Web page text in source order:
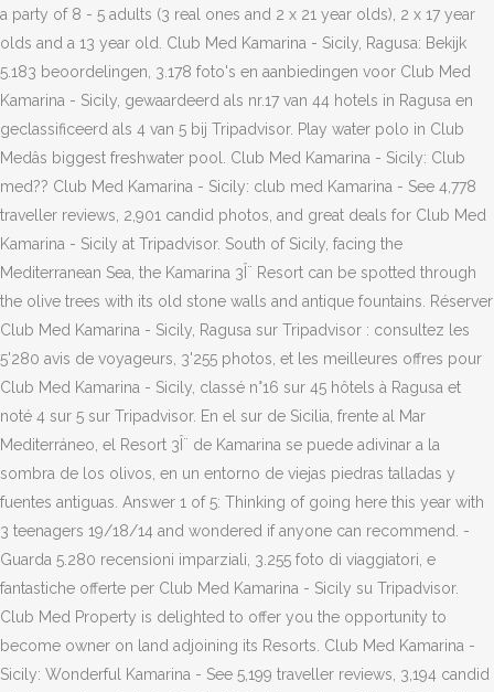
a party of 8 - 5 adults (3 real ones and 2 x 21 year olds), 2 x 17 year
olds and a 13 year old. Club Med Kamarina - Sicily, Ragusa: Bekijk
5.183 beoordelingen, 3.178 foto's en aanbiedingen voor Club Med
Kamarina - Sicily, gewaardeerd als nr.17 van 44 hotels in Ragusa en
geclassificeerd als 4 van 5 bij Tripadvisor. Play water polo in Club
Medâs biggest freshwater pool. Club Med Kamarina - Sicily: Club
med?? Club Med Kamarina - Sicily: club med Kamarina - See 4,778
traveller reviews, 2,901 candid photos, and great deals for Club Med
Kamarina - Sicily at Tripadvisor. South of Sicily, facing the
Mediterranean Sea, the Kamarina 3Î¨ Resort can be spotted through
the olive trees with its old stone walls and antique fountains. Réserver
Club Med Kamarina - Sicily, Ragusa sur Tripadvisor : consultez les
5'280 avis de voyageurs, 3'255 photos, et les meilleures offres pour
Club Med Kamarina - Sicily, classé n°16 sur 45 hôtels à Ragusa et
noté 4 sur 5 sur Tripadvisor. En el sur de Sicilia, frente al Mar
Mediterráneo, el Resort 3Î¨ de Kamarina se puede adivinar a la
sombra de los olivos, en un entorno de viejas piedras talladas y
fuentes antiguas. Answer 1 of 5: Thinking of going here this year with
3 teenagers 19/18/14 and wondered if anyone can recommend. -
Guarda 5.280 recensioni imparziali, 3.255 foto di viaggiatori, e
fantastiche offerte per Club Med Kamarina - Sicily su Tripadvisor.
Club Med Property is delighted to offer you the opportunity to
become owner on land adjoining its Resorts. Club Med Kamarina -
Sicily: Wonderful Kamarina - See 5,199 traveller reviews, 3,194 candid